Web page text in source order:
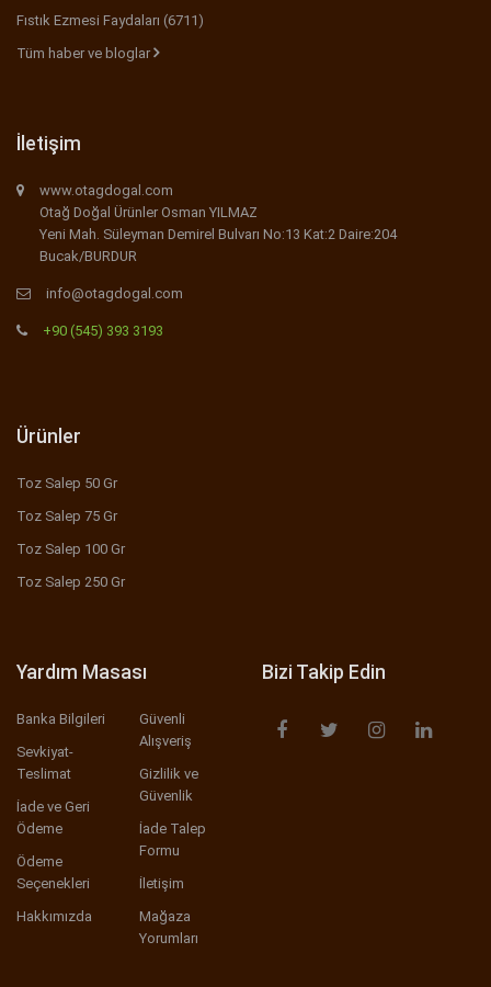
Fıstık Ezmesi Faydaları (6711)
Tüm haber ve bloglar
İletişim
www.otagdogal.com
Otağ Doğal Ürünler Osman YILMAZ
Yeni Mah. Süleyman Demirel Bulvarı No:13 Kat:2 Daire:204
Bucak/BURDUR
info@otagdogal.com
+90 (545) 393 3193
Ürünler
Toz Salep 50 Gr
Toz Salep 75 Gr
Toz Salep 100 Gr
Toz Salep 250 Gr
Yardım Masası
Banka Bilgileri
Sevkiyat-
Teslimat
İade ve Geri
Ödeme
Ödeme
Seçenekleri
Hakkımızda
Güvenli
Alışveriş
Gizlilik ve
Güvenlik
İade Talep
Formu
İletişim
Mağaza
Yorumları
Bizi Takip Edin